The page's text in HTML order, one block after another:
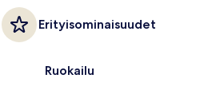
Erityisominaisuudet
Ruokailu